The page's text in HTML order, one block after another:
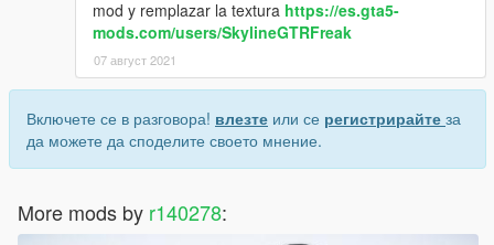
Download the original file first and then replace: https://es.gta5-
mods.com/vehicles/vh-60n-whitehawk-marine-one
Credits:
H-60N Whitehawk manufactured by SkylineGTRFreak
https://es.gta5-mods.com/users/SkylineGTRFreak
Photos: ezecasa2000
https://es.gta5-mods.com/users/ezecasa2000
mod y remplazar la textura https://es.gta5-
mods.com/users/SkylineGTRFreak
07 август 2021
Включете се в разговора! влезте или се регистрирайте за
да можете да споделите своето мнение.
More mods by r140278: